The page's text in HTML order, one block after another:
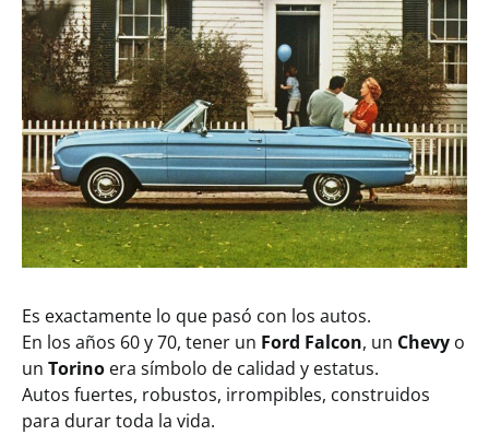
Es exactamente lo que pasó con los autos.
En los años 60 y 70, tener un Ford Falcon, un Chevy o
un Torino era símbolo de calidad y estatus.
Autos fuertes, robustos, irrompibles, construidos
para durar toda la vida.